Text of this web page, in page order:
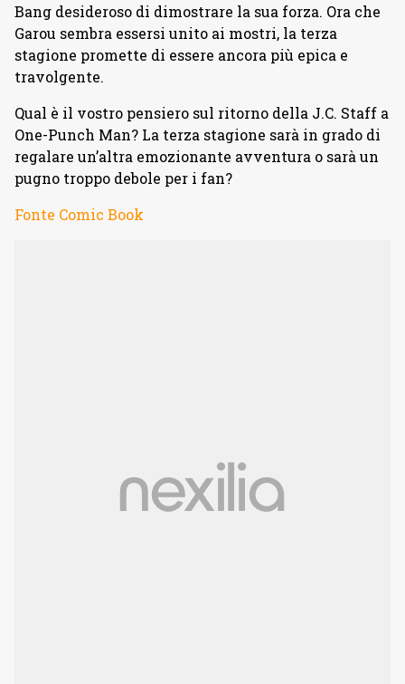
Bang desideroso di dimostrare la sua forza. Ora che
Garou sembra essersi unito ai mostri, la terza
stagione promette di essere ancora più epica e
travolgente.
Qual è il vostro pensiero sul ritorno della J.C. Staff a
One-Punch Man? La terza stagione sarà in grado di
regalare un’altra emozionante avventura o sarà un
pugno troppo debole per i fan?
Fonte Comic Book